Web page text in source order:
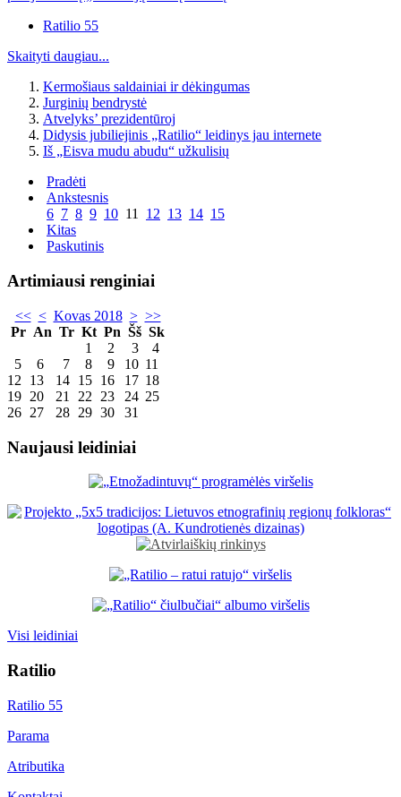
Ratilio 55
Skaityti daugiau...
Kermošiaus saldainiai ir dėkingumas
Jurginių bendrystė
Atvelyks’ prezidentūroj
Didysis jubiliejinis „Ratilio“ leidinys jau internete
Iš „Eisva mudu abudu“ užkulisių
Pradėti
Ankstesnis
6 7 8 9 10 11 12 13 14 15
Kitas
Paskutinis
Artimiausi renginiai
<< < Kovas 2018 > >>
Pr An Tr Kt Pn Šš Sk
1
2 3
4
5
6 7 8 9 10 11
12
13 14 15 16 17 18
19 20 21 22 23 24 25
26 27 28 29 30 31
Naujausi leidiniai
Visi leidiniai
Ratilio
Ratilio 55
Parama
Atributika